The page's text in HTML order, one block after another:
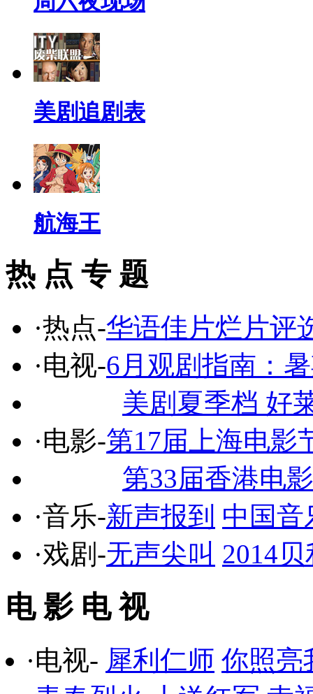
美剧追剧表
航海王
热 点 专 题
·热点-华语佳片烂片评
·电视-6月观剧指南：
美剧夏季档 好
·电影-第17届上海电影
第33届香港电
·音乐-新声报到 中国音
·戏剧-无声尖叫 2014
电 影 电 视
·电视- 犀利仁师 你照亮